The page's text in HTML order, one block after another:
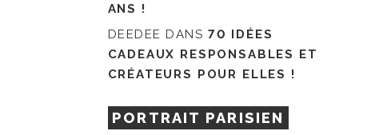
ANS !
DEEDEE DANS 70 IDÉES
CADEAUX RESPONSABLES ET
CRÉATEURS POUR ELLES !
PORTRAIT PARISIEN